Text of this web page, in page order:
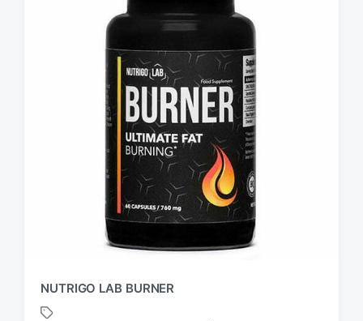
NUTRIGO LAB BURNER